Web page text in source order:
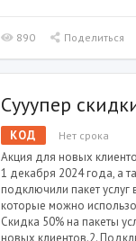
890 Поделиться
Сууупер
КОД Нет срока
Акция для новых
1 декабря 2024 года, а
подключили пакет
которые можно
Скидка 50% на пакеты
новых клиентов.2.